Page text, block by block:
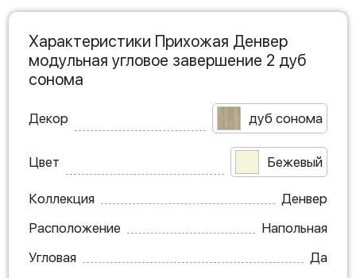
Характеристики Прихожая Денвер
модульная угловое завершение 2 дуб
сонома
Декор дуб сонома
Цвет Бежевый
Коллекция
Денвер
Расположение
Напольная
Угловая
Да